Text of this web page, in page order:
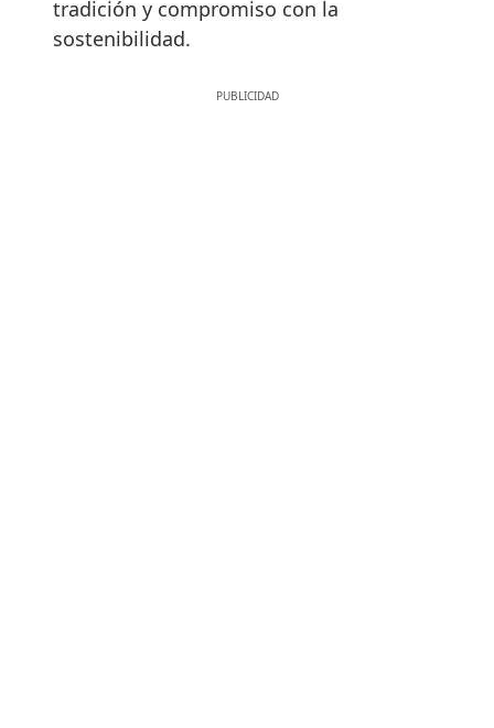
tradición y compromiso con la
sostenibilidad.